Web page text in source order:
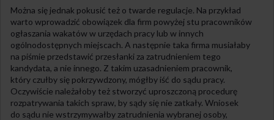
Można się jednak pokusić też o twarde regulacje. Na przykład
warto wprowadzić obowiązek dla firm powyżej stu pracowników
ogłaszania wakatów w urzędach pracy lub w innych
ogólnodostępnych miejscach. A następnie taka firma musiałaby
na piśmie przedstawić przesłanki za zatrudnieniem tego
kandydata, a nie innego. Z takim uzasadnieniem pracownik,
który czułby się pokrzywdzony, mógłby iść do sądu pracy.
Oczywiście należałoby też stworzyć uproszczoną procedurę
rozpatrywania takich spraw, by sądy się nie zatkały. Wniosek
do sądu nie wstrzymywałby zatrudnienia wybranej osoby,